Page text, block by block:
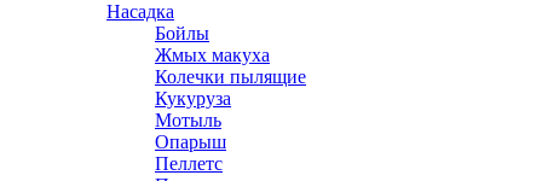
Насадка
Бойлы
Жмых макуха
Колечки пылящие
Кукуруза
Мотыль
Опарыш
Пеллетс